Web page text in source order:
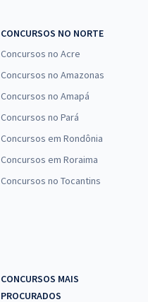
CONCURSOS NO NORTE
Concursos no Acre
Concursos no Amazonas
Concursos no Amapá
Concursos no Pará
Concursos em Rondônia
Concursos em Roraima
Concursos no Tocantins
CONCURSOS MAIS
PROCURADOS